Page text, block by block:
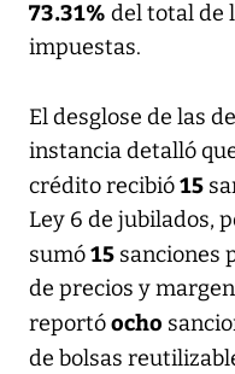
73.31% del total de
impuestas.
El desglose de las
instancia detalló
crédito recibió15
Ley 6 de jubilados,
sumó15 sanciones
de precios y
reportóocho
de bolsas